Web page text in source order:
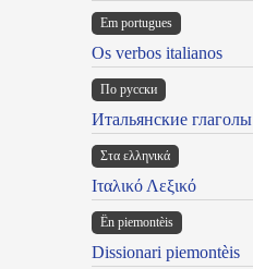
Em portugues
Os verbos italianos
По русски
Итальянские глаголы
Στα ελληνικά
Ιταλικό Λεξικό
Ën piemontèis
Dissionari piemontèis